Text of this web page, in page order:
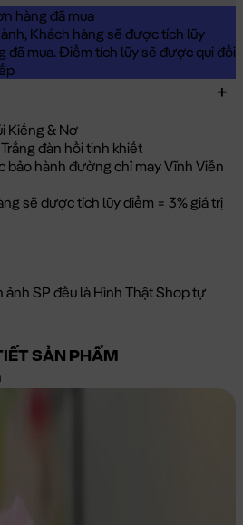
hàng đã mua
Khách hàng sẽ được tích lũy
đã mua. Điểm tích lũy sẽ được qui đổi
Kiếng & Nơ
đàn hồi tinh khiết
bảo hành đường chỉ may Vĩnh Viễn
sẽ được tích lũy điểm = 3% giá trị
ảnh SP đều là Hình Thật Shop tự
SẢN PHẨM